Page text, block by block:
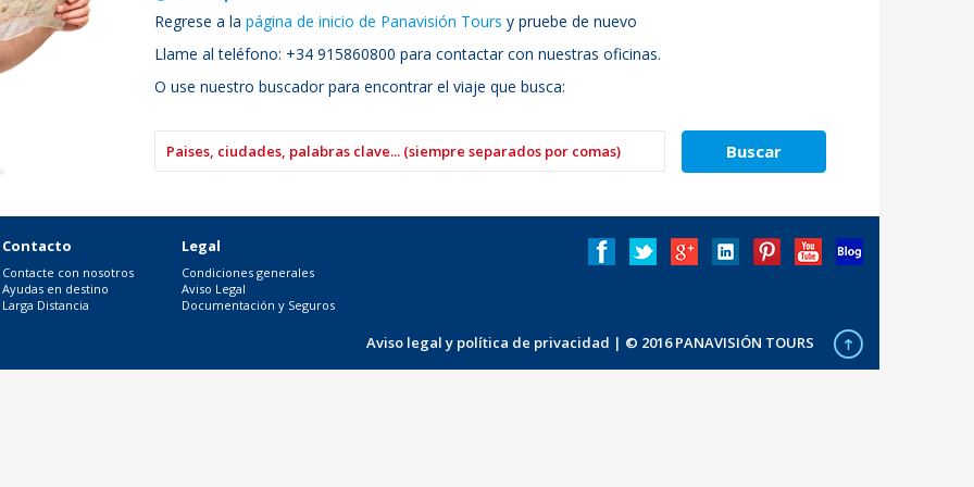
Regrese a la página de inicio de Panavisión Tours y pruebe de nuevo
Llame al teléfono: +34 915860800 para contactar con nuestras oficinas.
O use nuestro buscador para encontrar el viaje que busca:
Contacto
Contacte con nosotros
Ayudas en destino
Larga Distancia
Legal
Condiciones generales
Aviso Legal
Documentación y Seguros
Aviso legal y política de privacidad | © 2016 PANAVISIÓN TOURS